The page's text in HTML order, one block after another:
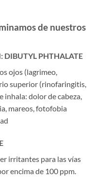
de nuestros
DIBUTYL PHTHALATE
ojos (lagrimeo,
superior (rinofaringitis,
inhala: dolor de cabeza,
mareos, fotofobia
irritantes para las vías
encima de 100 ppm.